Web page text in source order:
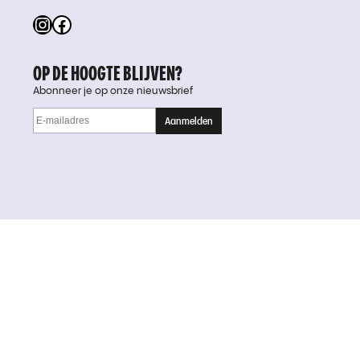
Instagram
Facebook
OP DE HOOGTE BLIJVEN?
Abonneer je op onze nieuwsbrief